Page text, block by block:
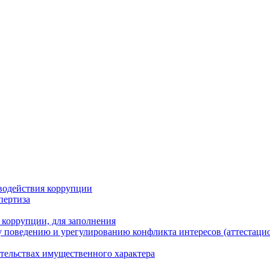
коррупции
для заполнения
и урегулированию конфликта интересов
имущественного характера